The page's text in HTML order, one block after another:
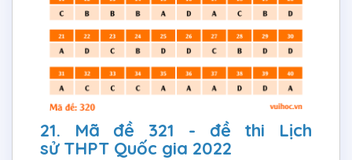
21. Mã đề 321 - đề thi Lịch
sử THPT Quốc gia 2022